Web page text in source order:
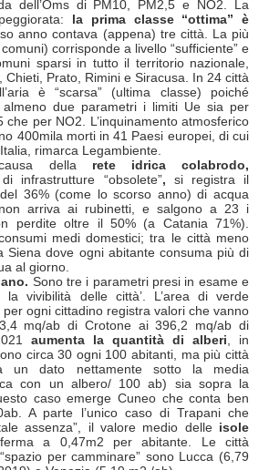
dell’Oms di PM10, PM2,5 e NO2. La
la prima classe “ottima” è
anno contava (appena) tre città. La più
corrisponde a livello “sufficiente” e
sparsi in tutto il territorio nazionale,
Chieti, Prato, Rimini e Siracusa. In 24 città
è “scarsa” (ultima classe) poiché
due parametri i limiti Ue sia per
che per NO2. L’inquinamento atmosferico
400mila morti in 41 Paesi europei, di cui
rimarca Legambiente.
della rete idrica colabrodo,
infrastrutture “obsolete”, si registra il
36% (come lo scorso anno) di acqua
arriva ai rubinetti, e salgono a 23 i
perdite oltre il 50% (a Catania 71%).
medi domestici; tra le città meno
Siena dove ogni abitante consuma più di
al giorno.
Sono tre i parametri presi in esame e
la vivibilità delle città’. L’area di verde
ogni cittadino registra valori che vanno
mq/ab di Crotone ai 396,2 mq/ab di
aumenta la quantità di alberi, in
circa 30 ogni 100 abitanti, ma più città
un dato nettamente sotto la media
con un albero/ 100 ab) sia sopra la
caso emerge Cuneo che conta ben
A parte l’unico caso di Trapani che
assenza”, il valore medio delle isole
a 0,47m2 per abitante. Le città
per camminare” sono Lucca (6,79